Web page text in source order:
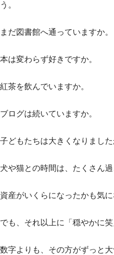
う。
まだ図書館へ通っていますか。
本は変わらず好きですか。
紅茶を飲んでいますか。
ブログは続いていますか。
子どもたちは大きくなりました
犬や猫との時間は、たくさん過
資産がいくらになったかも気に
でも、それ以上に「穏やかに
数字よりも、その方がずっと大